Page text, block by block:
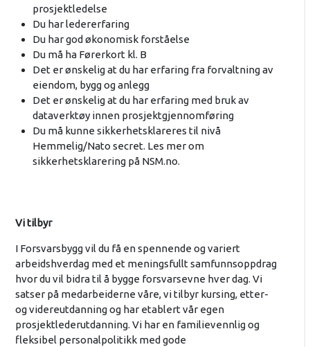
prosjektledelse
Du har ledererfaring
Du har god økonomisk forståelse
Du må ha Førerkort kl. B
Det er ønskelig at du har erfaring fra forvaltning av
eiendom, bygg og anlegg
Det er ønskelig at du har erfaring med bruk av
dataverktøy innen prosjektgjennomføring
Du må kunne sikkerhetsklareres til nivå
Hemmelig/Nato secret. Les mer om
sikkerhetsklarering på NSM.no.
Vi tilbyr
I Forsvarsbygg vil du få en spennende og variert
arbeidshverdag med et meningsfullt samfunnsoppdrag
hvor du vil bidra til å bygge forsvarsevne hver dag. Vi
satser på medarbeiderne våre, vi tilbyr kursing, etter-
og videreutdanning og har etablert vår egen
prosjektlederutdanning. Vi har en familievennlig og
fleksibel personalpolitikk med gode